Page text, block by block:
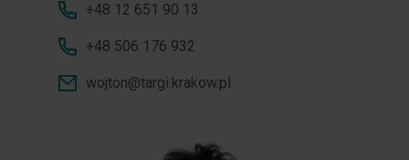
+48 12 651 90 13
+48 506 176 932
wojton@targi.krakow.pl